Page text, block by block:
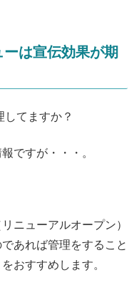
は宣伝効果が期
てますか？
ですが・・・。
ニューアルオープン）
あれば管理をすること
おすすめします。